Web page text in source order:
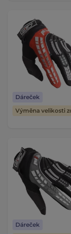
Dáreček
Dáreček